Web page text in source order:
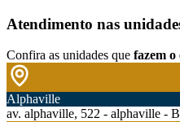
Atendimento nas
Confira as unidades que fazem o
Alphaville
av. alphaville, 522 - alphaville -